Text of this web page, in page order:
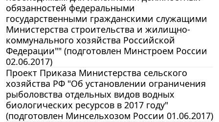
обязанностей федеральными
государственными гражданскими служащими
Министерства строительства и жилищно-
коммунального хозяйства Российской
Федерации"" (подготовлен Минстроем России
02.06.2017)
Проект Приказа Министерства сельского
хозяйства РФ "Об установлении ограничения
рыболовства отдельных видов водных
биологических ресурсов в 2017 году"
(подготовлен Минсельхозом России 01.06.2017)